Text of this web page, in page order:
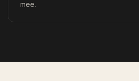
mee.